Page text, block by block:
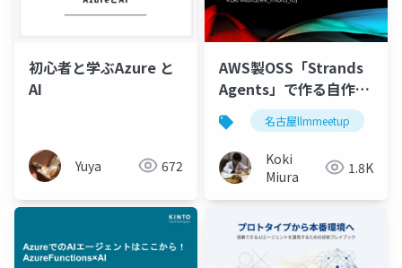
初心者と学ぶAzure と
AI
Yuya 672
AWS製OSS「Strands
Agents」で作る自作AI
エージェント名古屋llmmeetup
Koki
Miura
1.8K